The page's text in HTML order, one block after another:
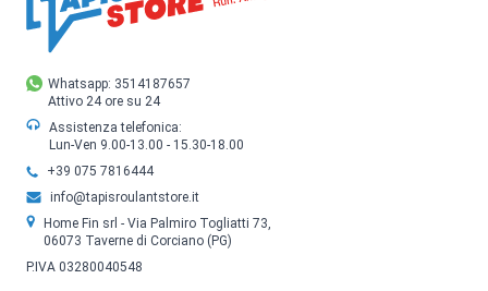
Whatsapp: 3514187657
Attivo 24 ore su 24
Assistenza telefonica:
Lun-Ven 9.00-13.00 - 15.30-18.00
+39 075 7816444
info@tapisroulantstore.it
Home Fin srl - Via Palmiro Togliatti 73,
06073 Taverne di Corciano (PG)
P.IVA 03280040548